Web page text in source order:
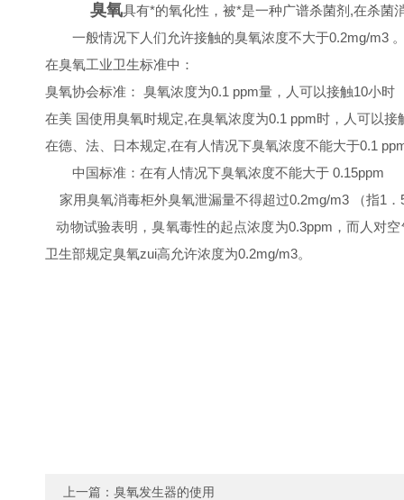
臭氧具有*的氧化性，被*是一种广谱杀菌剂,在杀菌
一般情况下人们允许接触的臭氧浓度不大于0.2mg/m3
在臭氧工业卫生标准中：
臭氧协会标准： 臭氧浓度为0.1 ppm量，人可以接触10小时
在美 国使用臭氧时规定,在臭氧浓度为0.1 ppm时，人可以接
在德、法、日本规定,在有人情况下臭氧浓度不能大于0.1
中国标准：在有人情况下臭氧浓度不能大于 0.15ppm
家用臭氧消毒柜外臭氧泄漏量不得超过0.2mg/m3 （指1
动物试验表明，臭氧毒性的起点浓度为0.3ppm，而人对
卫生部规定臭氧zui高允许浓度为0.2mg/m3。
上一篇： 臭氧发生器的使用